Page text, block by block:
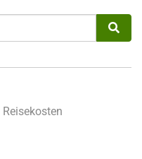
Reisekosten